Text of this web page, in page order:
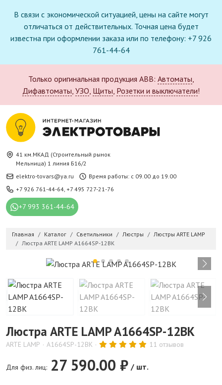
В связи с экономической ситуацией, цены на сайте могут
отличаться от действительных. Точная цена будет
известна при оформлении заказа или по телефону: +7 926
761-44-64
Только оригинальная продукция ABB: Автоматы,
Дифавтоматы, УЗО, Щиты, Розетки и выключатели!
41 км.МКАД (Строительный рынок
Мельница) 1 линия Б16/2
elektro-tovars@ya.ru
Время работы: с 09.00 до 19.00
+7 926 761-44-64, +7 495 727-21-76
+7 993 361-44-64
Главная Каталог Светильники Люстры
Люстры ARTE LAMP
Люстра ARTE LAMP A1664SP-12BK
Люстра ARTE LAMP A1664SP-12BK
ARTE LAMP A1664SP-12BK 11 отзывов
Для физ. лиц: 27 590.00 ₽ / шт.